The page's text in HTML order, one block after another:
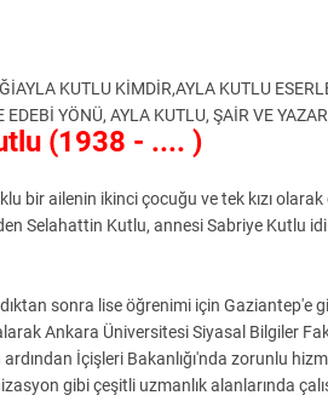
AYLA KUTLU KİMDİR,AYLA KUTLU
YÖNÜ, AYLA KUTLU, ŞAİR VE
(1938 - .... )
bir ailenin ikinci çocuğu ve tek kızı
Selahattin Kutlu, annesi Sabriye Kutlu
sonra lise öğrenimi için Gaziantep'e
Ankara Üniversitesi Siyasal Bilgiler
İçişleri Bakanlığı'nda zorunlu
gibi çeşitli uzmanlık alanlarında